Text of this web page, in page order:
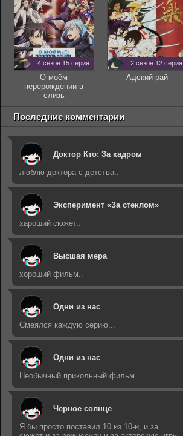
4 сезон 15 серия
О моём
перерождении в
слизь
2 сезон 12 серия
Адский рай
Последние комментарии
Доктор Кто: За кадром
люблю доктора с детства..
Эксперимент «За стеклом»
хароший сюжет..
Высшая мера
хороший фильм..
Одни из нас
Смеялся каждую серию...
Одни из нас
Необычный прикольный фильм..
Черное солнце
Я бы просто поставил 10 из 10-и, и за